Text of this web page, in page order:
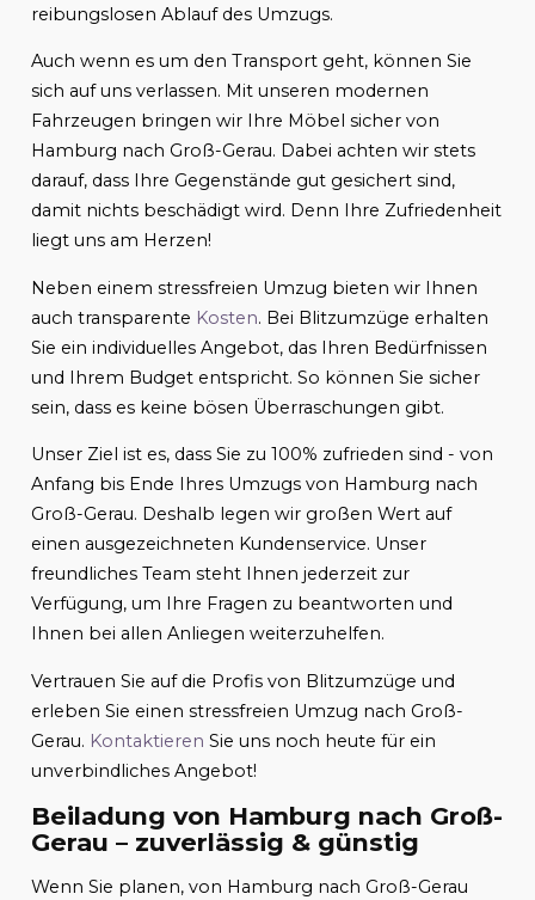
reibungslosen Ablauf des Umzugs.
Auch wenn es um den Transport geht, können Sie
sich auf uns verlassen. Mit unseren modernen
Fahrzeugen bringen wir Ihre Möbel sicher von
Hamburg nach Groß-Gerau. Dabei achten wir stets
darauf, dass Ihre Gegenstände gut gesichert sind,
damit nichts beschädigt wird. Denn Ihre Zufriedenheit
liegt uns am Herzen!
Neben einem stressfreien Umzug bieten wir Ihnen
auch transparente Kosten. Bei Blitzumzüge erhalten
Sie ein individuelles Angebot, das Ihren Bedürfnissen
und Ihrem Budget entspricht. So können Sie sicher
sein, dass es keine bösen Überraschungen gibt.
Unser Ziel ist es, dass Sie zu 100% zufrieden sind - von
Anfang bis Ende Ihres Umzugs von Hamburg nach
Groß-Gerau. Deshalb legen wir großen Wert auf
einen ausgezeichneten Kundenservice. Unser
freundliches Team steht Ihnen jederzeit zur
Verfügung, um Ihre Fragen zu beantworten und
Ihnen bei allen Anliegen weiterzuhelfen.
Vertrauen Sie auf die Profis von Blitzumzüge und
erleben Sie einen stressfreien Umzug nach Groß-
Gerau. Kontaktieren Sie uns noch heute für ein
unverbindliches Angebot!
Beiladung von Hamburg nach Groß-
Gerau – zuverlässig & günstig
Wenn Sie planen, von Hamburg nach Groß-Gerau